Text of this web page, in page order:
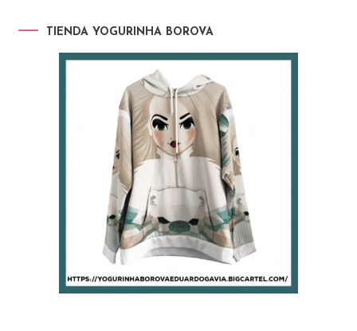
TIENDA YOGURINHA BOROVA